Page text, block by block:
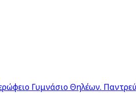
Γυμνάσιο Θηλέων.